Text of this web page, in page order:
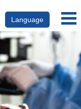
Language